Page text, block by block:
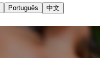
Português
中文